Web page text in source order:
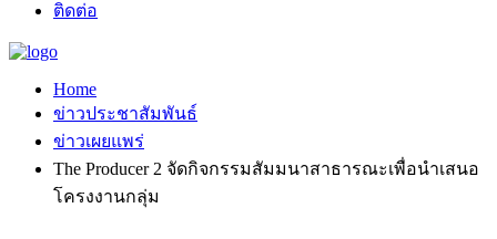
ติดต่อ
Home
ข่าวประชาสัมพันธ์
ข่าวเผยแพร่
The Producer 2 จัดกิจกรรมสัมมนาสาธารณะเพื่อนำเสนอ
โครงงานกลุ่ม